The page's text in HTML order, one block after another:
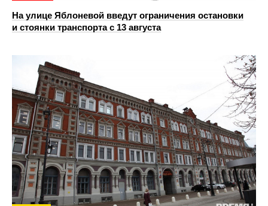
На улице Яблоневой введут ограничения остановки
и стоянки транспорта с 13 августа